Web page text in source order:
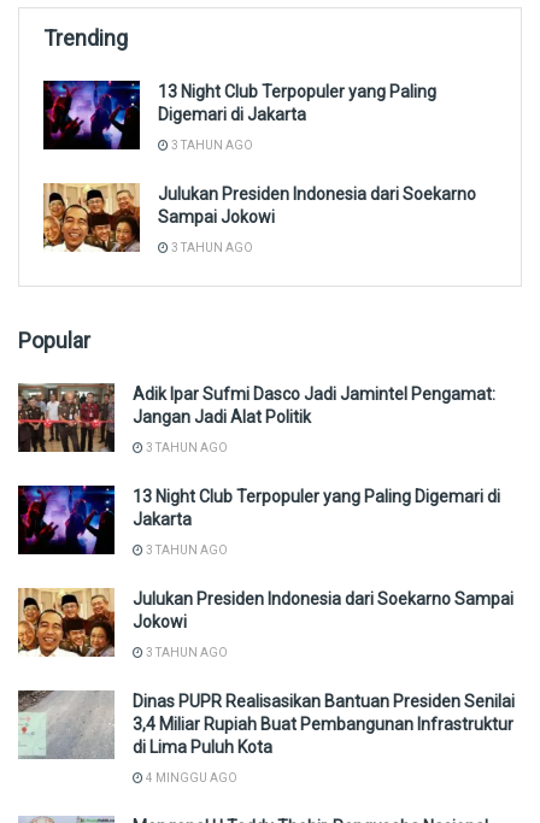
Trending
13 Night Club Terpopuler yang Paling
Digemari di Jakarta
3 TAHUN AGO
Julukan Presiden Indonesia dari Soekarno
Sampai Jokowi
3 TAHUN AGO
Popular
Adik Ipar Sufmi Dasco Jadi Jamintel Pengamat:
Jangan Jadi Alat Politik
3 TAHUN AGO
13 Night Club Terpopuler yang Paling Digemari di
Jakarta
3 TAHUN AGO
Julukan Presiden Indonesia dari Soekarno Sampai
Jokowi
3 TAHUN AGO
Dinas PUPR Realisasikan Bantuan Presiden Senilai
3,4 Miliar Rupiah Buat Pembangunan Infrastruktur
di Lima Puluh Kota
4 MINGGU AGO